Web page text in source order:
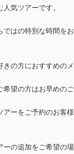
気ツアーです。
ではの特別な時間をお
の方におすすめのメ
希望の方はお早めのご
アーをご予約のお客様
ーの追加をご希望の場